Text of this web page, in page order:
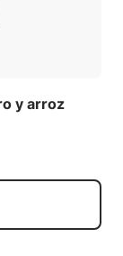
y arroz